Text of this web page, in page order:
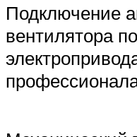
Подключение
вентилятора